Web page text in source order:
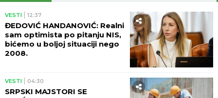
VESTI 12:37
ĐEDOVIĆ HANDANOVIĆ: Realni
sam optimista po pitanju NIS,
bićemo u boljoj situaciji nego
2008.
VESTI 04:30
SRPSKI MAJSTORI SE